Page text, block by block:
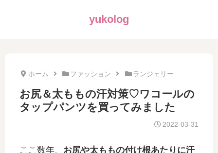
yukolog
ホーム ファッション ランジェリー
お尻＆太ももの汗対策♡ワコールの
タップパンツを買ってみました
2022-03-31
ここ数年、 お尻や太ももの付け根あたりに汗